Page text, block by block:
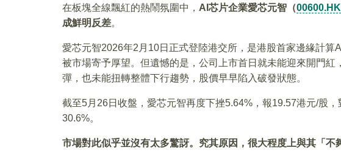
在板塊全線飄紅的熱鬧氛圍中， AI芯片企業愛芯元智（00600.HK
成鮮明反差。
愛芯元智2026年2月10日正式登陸港交所，是港股首家邊緣計算
被市場寄予厚望。但遺憾的是，公司上市首日就未能迎來開門紅
彈，也未能扭轉整體下行趨勢，股價早早陷入破發狀態。
截至5月26日收盤，愛芯元智再度下挫5.64%，報19.57港元/股
30.6%。
市場對此似乎並沒有太多驚訝。究其原因，很大程度上與其「不